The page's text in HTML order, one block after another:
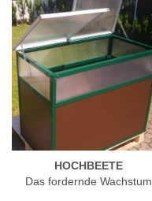
HOCHBEETE
Das fordernde Wachstum